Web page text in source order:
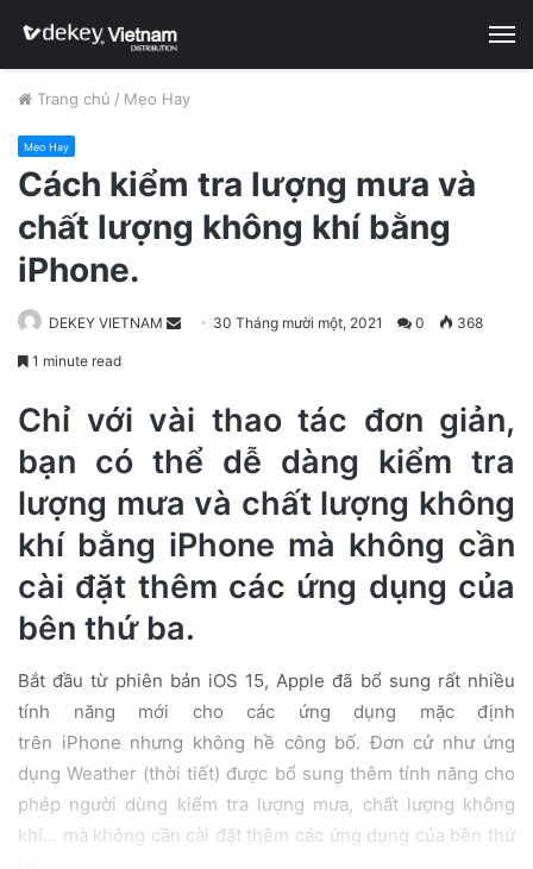
Trang chủ / Mẹo Hay
Mẹo Hay
Cách kiểm tra lượng mưa và
chất lượng không khí bằng
iPhone.
DEKEY VIETNAM
d
a
n
e
a
i
30 Tháng mười một, 2021 0 368
1 minute read
Chỉ với vài thao tác đơn giản,
bạn có thể dễ dàng kiểm tra
lượng mưa và chất lượng không
khí bằng iPhone mà không cần
cài đặt thêm các ứng dụng của
bên thứ ba.
Bắt đầu từ phiên bản iOS 15, Apple đã bổ sung rất nhiều
tính năng mới cho các ứng dụng mặc định
trên iPhone nhưng không hề công bố. Đơn cử như ứng
dụng Weather (thời tiết) được bổ sung thêm tính năng cho
phép người dùng kiểm tra lượng mưa, chất lượng không
khí… mà không cần cài đặt thêm các ứng dụng của bên thứ